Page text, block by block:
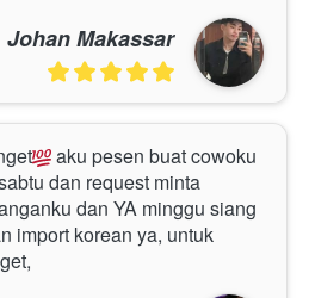
Johan Makassar
aku pesen buat cowoku
dan request minta
dan YA minggu siang
import korean ya, untuk